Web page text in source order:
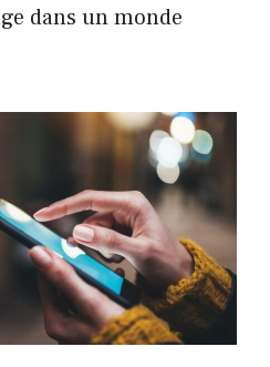
dans un monde